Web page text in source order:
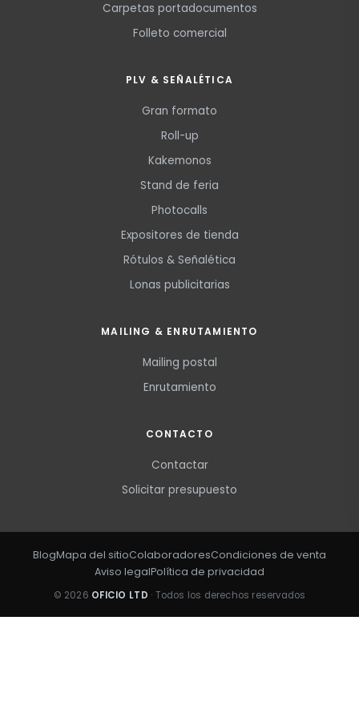
Carpetas portadocumentos
Folleto comercial
PLV & SEÑALÉTICA
Gran formato
Roll-up
Kakemonos
Stand de feria
Photocalls
Expositores de tienda
Rótulos & Señalética
Lonas publicitarias
MAILING & ENRUTAMIENTO
Mailing postal
Enrutamiento
CONTACTO
Contactar
Solicitar presupuesto
BlogMapa del sitioColaboradoresCondiciones de venta
Aviso legalPolítica de privacidad
© 2026 OFICIO LTD · Todos los derechos reservados